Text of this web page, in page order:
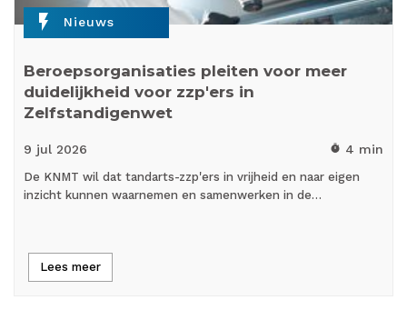
flash_on Nieuws
Beroepsorganisaties pleiten voor meer
duidelijkheid voor zzp'ers in
Zelfstandigenwet
9 jul 2026 timer 4 min
De KNMT wil dat tandarts-zzp'ers in vrijheid en naar eigen
inzicht kunnen waarnemen en samenwerken in de…
Lees meer